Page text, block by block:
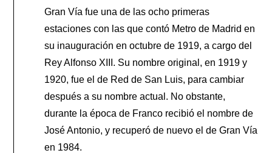
Gran Vía fue una de las ocho primeras
estaciones con las que contó Metro de Madrid en
su inauguración en octubre de 1919, a cargo del
Rey Alfonso XIII. Su nombre original, en 1919 y
1920, fue el de Red de San Luis, para cambiar
después a su nombre actual. No obstante,
durante la época de Franco recibió el nombre de
José Antonio, y recuperó de nuevo el de Gran Vía
en 1984.